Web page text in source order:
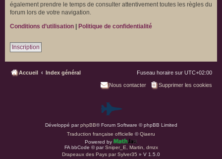
également prendre le temps de consulter attentivement toutes les règles du
forum lors de votre navigation.
Conditions d’utilisation | Politique de confidentialité
Inscription
Accueil Index général Fuseau horaire sur UTC+02:00
Supprimer les cookies
Nous contacter
P
a
r
Développé parphpBB® Forum Software © phpBB Limited
Traduction française officielle ©Qiaeru
Powered by
FA bbCode ©parSniper_E Martin
dmzx
Drapeaux des Pays par Sylver35 » V 1.5.0